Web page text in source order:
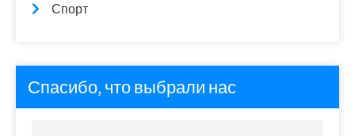
Спорт
Спасибо, что выбрали нас